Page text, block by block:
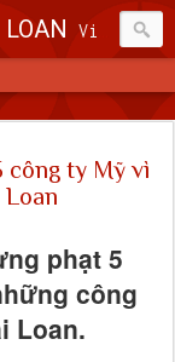
Vietvip Pro Sân chơi cá cược nhà cái hàng đầu Đài Loan. Vietvip Pro phát hành hơn 600 game cược khác nhau. Nạp tiền tại 7-Eleven, Family Mart, Okmart, Hilife, ATM. Rút tiền 24h không giới hạn. Uy tín khi bao rút, miễn phí 60kuai phí rút tiền. Hệ thống khuyến mãi cho cả hội viên mới và hội viên cũ, cskh 1:1 24/7.
công ty Mỹ vì
phạt 5
công
Loan.